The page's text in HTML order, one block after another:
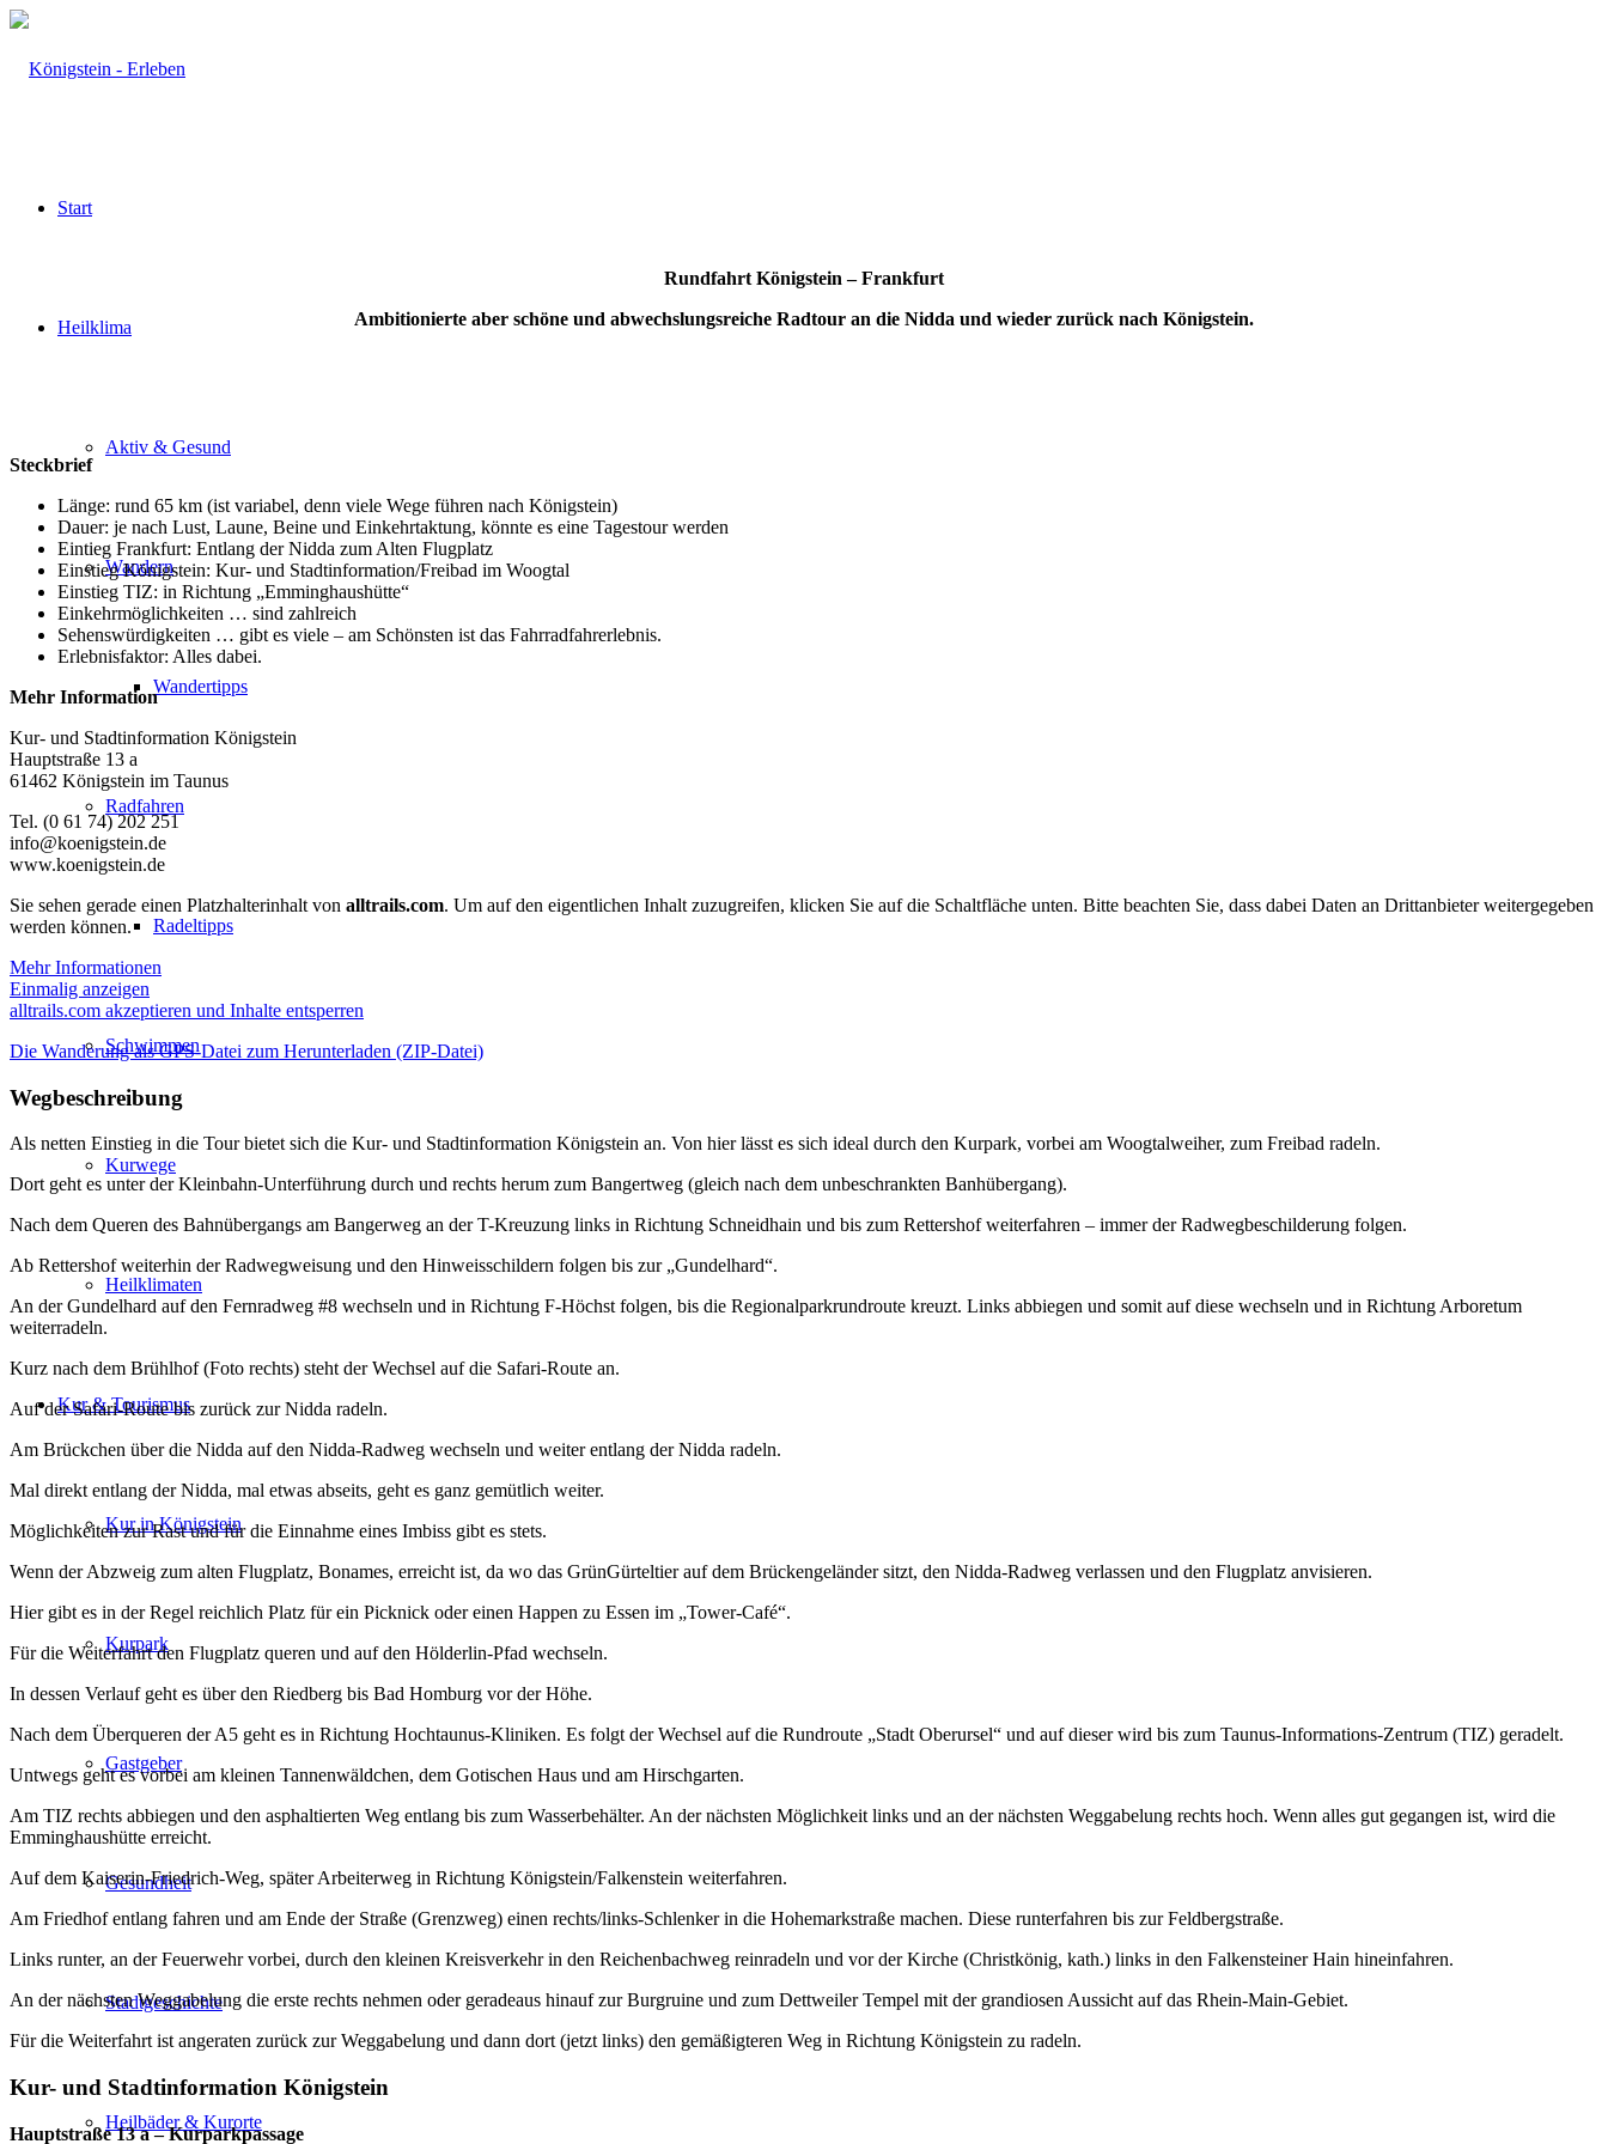
Start
Heilklima
Aktiv & Gesund
Wandern
Wandertipps
Radfahren
Radeltipps
Schwimmen
Kurwege
Heilklimaten
Kur & Tourismus
Kur in Königstein
Kurpark
Gastgeber
Gesundheit
Stadtgeschichte
Heilbäder & Kurorte
Rundfahrt Königstein – Frankfurt
Ambitionierte aber schöne und abwechslungsreiche Radtour an die Nidda und wieder zurück nach Königstein.
Steckbrief
Länge: rund 65 km (ist variabel, denn viele Wege führen nach Königstein)
Dauer: je nach Lust, Laune, Beine und Einkehrtaktung, könnte es eine Tagestour werden
Eintieg Frankfurt: Entlang der Nidda zum Alten Flugplatz
Einstieg Königstein: Kur- und Stadtinformation/Freibad im Woogtal
Einstieg TIZ: in Richtung „Emminghaushütte“
Einkehrmöglichkeiten … sind zahlreich
Sehenswürdigkeiten … gibt es viele – am Schönsten ist das Fahrradfahrerlebnis.
Erlebnisfaktor: Alles dabei.
Mehr Information
Kur- und Stadtinformation Königstein
Hauptstraße 13 a
61462 Königstein im Taunus
Tel. (0 61 74) 202 251
info@koenigstein.de
www.koenigstein.de
Sie sehen gerade einen Platzhalterinhalt von alltrails.com. Um auf den eigentlichen Inhalt zuzugreifen, klicken Sie auf die Schaltfläche unten. Bitte beachten Sie, dass dabei Daten an Drittanbieter weitergegeben
werden können.
Mehr Informationen
Einmalig anzeigen
alltrails.com akzeptieren und Inhalte entsperren
Die Wanderung als GPS-Datei zum Herunterladen (ZIP-Datei)
Wegbeschreibung
Als netten Einstieg in die Tour bietet sich die Kur- und Stadtinformation Königstein an. Von hier lässt es sich ideal durch den Kurpark, vorbei am Woogtalweiher, zum Freibad radeln.
Dort geht es unter der Kleinbahn-Unterführung durch und rechts herum zum Bangertweg (gleich nach dem unbeschrankten Banhübergang).
Nach dem Queren des Bahnübergangs am Bangerweg an der T-Kreuzung links in Richtung Schneidhain und bis zum Rettershof weiterfahren – immer der Radwegbeschilderung folgen.
Ab Rettershof weiterhin der Radwegweisung und den Hinweisschildern folgen bis zur „Gundelhard“.
An der Gundelhard auf den Fernradweg #8 wechseln und in Richtung F-Höchst folgen, bis die Regionalparkrundroute kreuzt. Links abbiegen und somit auf diese wechseln und in Richtung Arboretum
weiterradeln.
Kurz nach dem Brühlhof (Foto rechts) steht der Wechsel auf die Safari-Route an.
Auf der Safari-Route bis zurück zur Nidda radeln.
Am Brückchen über die Nidda auf den Nidda-Radweg wechseln und weiter entlang der Nidda radeln.
Mal direkt entlang der Nidda, mal etwas abseits, geht es ganz gemütlich weiter.
Möglichkeiten zur Rast und für die Einnahme eines Imbiss gibt es stets.
Wenn der Abzweig zum alten Flugplatz, Bonames, erreicht ist, da wo das GrünGürteltier auf dem Brückengeländer sitzt, den Nidda-Radweg verlassen und den Flugplatz anvisieren.
Hier gibt es in der Regel reichlich Platz für ein Picknick oder einen Happen zu Essen im „Tower-Café“.
Für die Weiterfahrt den Flugplatz queren und auf den Hölderlin-Pfad wechseln.
In dessen Verlauf geht es über den Riedberg bis Bad Homburg vor der Höhe.
Nach dem Überqueren der A5 geht es in Richtung Hochtaunus-Kliniken. Es folgt der Wechsel auf die Rundroute „Stadt Oberursel“ und auf dieser wird bis zum Taunus-Informations-Zentrum (TIZ) geradelt.
Untwegs geht es vorbei am kleinen Tannenwäldchen, dem Gotischen Haus und am Hirschgarten.
Am TIZ rechts abbiegen und den asphaltierten Weg entlang bis zum Wasserbehälter. An der nächsten Möglichkeit links und an der nächsten Weggabelung rechts hoch. Wenn alles gut gegangen ist, wird die
Emminghaushütte erreicht.
Auf dem Kaiserin-Friedrich-Weg, später Arbeiterweg in Richtung Königstein/Falkenstein weiterfahren.
Am Friedhof entlang fahren und am Ende der Straße (Grenzweg) einen rechts/links-Schlenker in die Hohemarkstraße machen. Diese runterfahren bis zur Feldbergstraße.
Links runter, an der Feuerwehr vorbei, durch den kleinen Kreisverkehr in den Reichenbachweg reinradeln und vor der Kirche (Christkönig, kath.) links in den Falkensteiner Hain hineinfahren.
An der nächsten Weggabelung die erste rechts nehmen oder geradeaus hinauf zur Burgruine und zum Dettweiler Tempel mit der grandiosen Aussicht auf das Rhein-Main-Gebiet.
Für die Weiterfahrt ist angeraten zurück zur Weggabelung und dann dort (jetzt links) den gemäßigteren Weg in Richtung Königstein zu radeln.
Kur- und Stadtinformation Königstein
Hauptstraße 13 a – Kurparkpassage